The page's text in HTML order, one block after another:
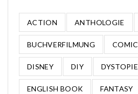
ACTION ANTHOLOGIE
BUCHVERFILMUNG COMIC
DISNEY DIY DYSTOPIE
ENGLISH BOOK FANTASY